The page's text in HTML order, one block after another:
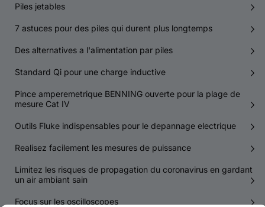
Piles jetables
7 astuces pour des piles qui durent plus longtemps
Des alternatives a l'alimentation par piles
Standard Qi pour une charge inductive
Pince amperemetrique BENNING ouverte pour la plage de
mesure Cat IV
Outils Fluke indispensables pour le depannage electrique
Realisez facilement les mesures de puissance
Limitez les risques de propagation du coronavirus en gardant
un air ambiant sain
Focus sur les oscilloscopes